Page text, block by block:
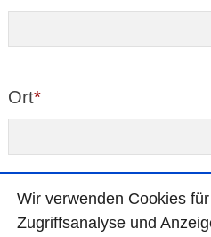
Ort*
Telefon* (tagsüber)
Wir ver­wen­den Cookies
Zugriffs­ana­lyse und